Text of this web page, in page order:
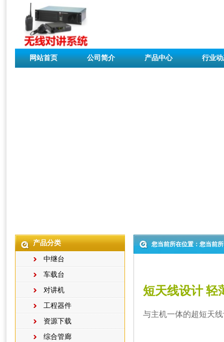
网站首页 公司简介 产品中心 行业
产品分类
中继台
车载台
对讲机
工程器件
资源下载
综合管廊
您当前所在位置：您当前
短天线设计 轻
与主机一体的超短天